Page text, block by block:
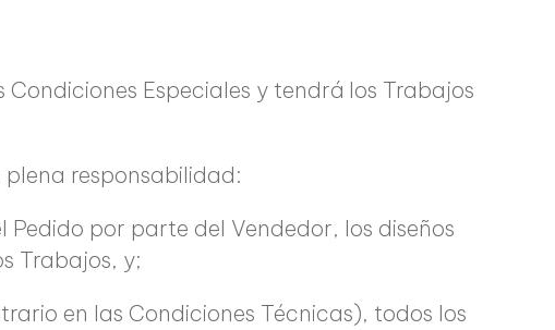
Especiales y tendrá los Trabajos
responsabilidad:
por parte del Vendedor, los diseños
Trabajos, y;
en las Condiciones Técnicas), todos los